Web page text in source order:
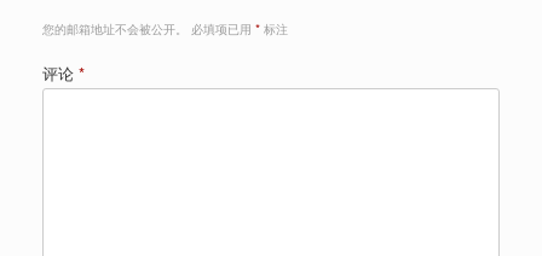
您的邮箱地址不会被公开。 必填项已用 * 标注
评论 *